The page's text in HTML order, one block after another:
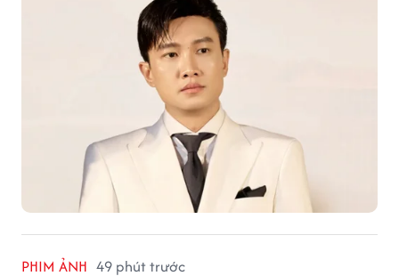
PHIM ẢNH 49 phút trước